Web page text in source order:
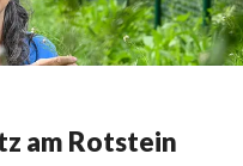
am Rotstein